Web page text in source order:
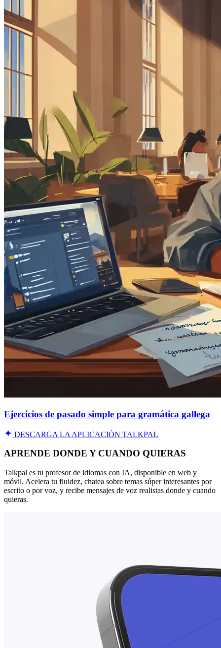
Ejercicios de pasado simple para gramática gallega
DESCARGA LA APLICACIÓN TALKPAL
APRENDE DONDE Y CUANDO QUIERAS
Talkpal es tu profesor de idiomas con IA, disponible en web y
móvil. Acelera tu fluidez, chatea sobre temas súper interesantes por
escrito o por voz, y recibe mensajes de voz realistas donde y cuando
quieras.